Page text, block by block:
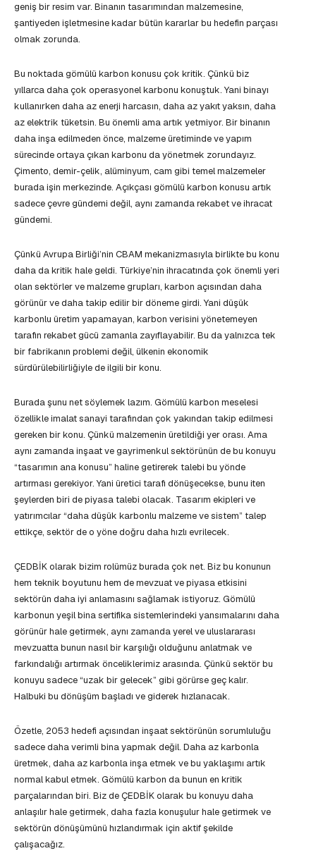
geniş bir resim var. Binanın tasarımından malzemesine,
şantiyeden işletmesine kadar bütün kararlar bu hedefin parçası
olmak zorunda.
Bu noktada gömülü karbon konusu çok kritik. Çünkü biz
yıllarca daha çok operasyonel karbonu konuştuk. Yani binayı
kullanırken daha az enerji harcasın, daha az yakıt yaksın, daha
az elektrik tüketsin. Bu önemli ama artık yetmiyor. Bir binanın
daha inşa edilmeden önce, malzeme üretiminde ve yapım
sürecinde ortaya çıkan karbonu da yönetmek zorundayız.
Çimento, demir-çelik, alüminyum, cam gibi temel malzemeler
burada işin merkezinde. Açıkçası gömülü karbon konusu artık
sadece çevre gündemi değil, aynı zamanda rekabet ve ihracat
gündemi.
Çünkü Avrupa Birliği’nin CBAM mekanizmasıyla birlikte bu konu
daha da kritik hale geldi. Türkiye’nin ihracatında çok önemli yeri
olan sektörler ve malzeme grupları, karbon açısından daha
görünür ve daha takip edilir bir döneme girdi. Yani düşük
karbonlu üretim yapamayan, karbon verisini yönetemeyen
tarafın rekabet gücü zamanla zayıflayabilir. Bu da yalnızca tek
bir fabrikanın problemi değil, ülkenin ekonomik
sürdürülebilirliğiyle de ilgili bir konu.
Burada şunu net söylemek lazım. Gömülü karbon meselesi
özellikle imalat sanayi tarafından çok yakından takip edilmesi
gereken bir konu. Çünkü malzemenin üretildiği yer orası. Ama
aynı zamanda inşaat ve gayrimenkul sektörünün de bu konuyu
“tasarımın ana konusu” haline getirerek talebi bu yönde
artırması gerekiyor. Yani üretici tarafı dönüşecekse, bunu iten
şeylerden biri de piyasa talebi olacak. Tasarım ekipleri ve
yatırımcılar “daha düşük karbonlu malzeme ve sistem” talep
ettikçe, sektör de o yöne doğru daha hızlı evrilecek.
ÇEDBİK olarak bizim rolümüz burada çok net. Biz bu konunun
hem teknik boyutunu hem de mevzuat ve piyasa etkisini
sektörün daha iyi anlamasını sağlamak istiyoruz. Gömülü
karbonun yeşil bina sertifika sistemlerindeki yansımalarını daha
görünür hale getirmek, aynı zamanda yerel ve uluslararası
mevzuatta bunun nasıl bir karşılığı olduğunu anlatmak ve
farkındalığı artırmak önceliklerimiz arasında. Çünkü sektör bu
konuyu sadece “uzak bir gelecek” gibi görürse geç kalır.
Halbuki bu dönüşüm başladı ve giderek hızlanacak.
Özetle, 2053 hedefi açısından inşaat sektörünün sorumluluğu
sadece daha verimli bina yapmak değil. Daha az karbonla
üretmek, daha az karbonla inşa etmek ve bu yaklaşımı artık
normal kabul etmek. Gömülü karbon da bunun en kritik
parçalarından biri. Biz de ÇEDBİK olarak bu konuyu daha
anlaşılır hale getirmek, daha fazla konuşulur hale getirmek ve
sektörün dönüşümünü hızlandırmak için aktif şekilde
çalışacağız.